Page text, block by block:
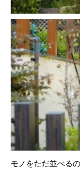
モノをただ並べる